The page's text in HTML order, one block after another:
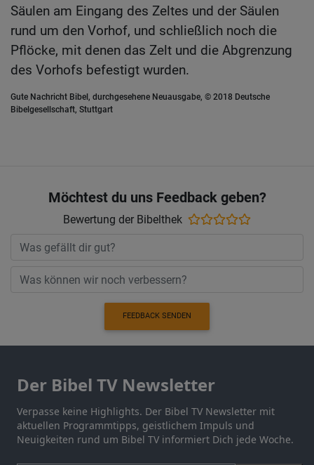
Säulen am Eingang des Zeltes und der Säulen
rund um den Vorhof, und schließlich noch die
Pflöcke, mit denen das Zelt und die Abgrenzung
des Vorhofs befestigt wurden.
Gute Nachricht Bibel, durchgesehene Neuausgabe, © 2018 Deutsche
Bibelgesellschaft, Stuttgart
Möchtest du uns Feedback geben?
Bewertung der Bibelthek
FEEDBACK SENDEN
Der Bibel TV Newsletter
Verpasse keine Highlights. Der Bibel TV Newsletter mit
aktuellen Programmtipps, geistlichem Impuls und
Neuigkeiten rund um Bibel TV informiert Dich jede Woche.